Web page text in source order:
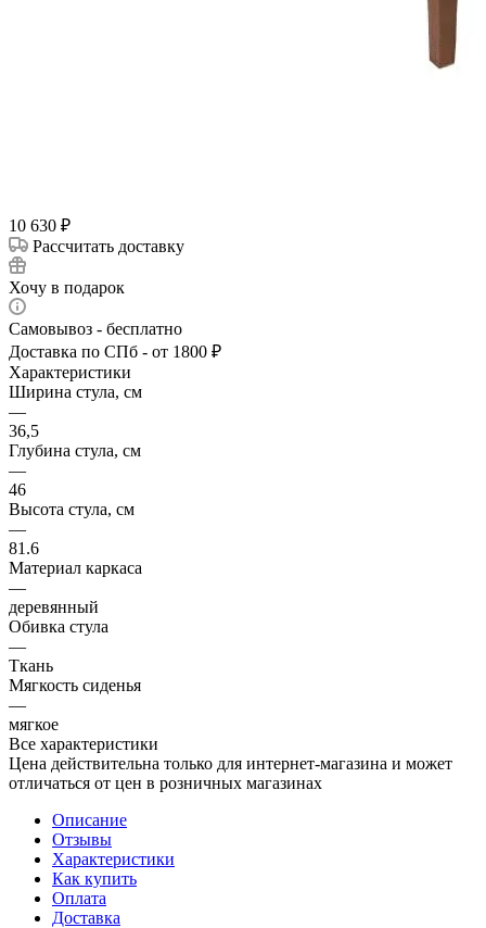
10 630 ₽
Рассчитать доставку
Хочу в подарок
Самовывоз - бесплатно
Доставка по СПб - от 1800 ₽
Характеристики
Ширина стула, см
—
36,5
Глубина стула, см
—
46
Высота стула, см
—
81.6
Материал каркаса
—
деревянный
Обивка стула
—
Ткань
Мягкость сиденья
—
мягкое
Все характеристики
Цена действительна только для интернет-магазина и может
отличаться от цен в розничных магазинах
Описание
Отзывы
Характеристики
Как купить
Оплата
Доставка